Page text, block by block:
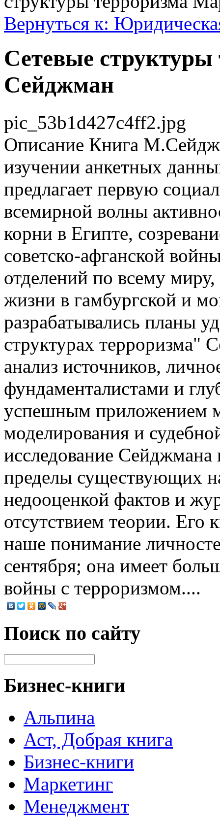
Вернуться к:
Сетевые
Сейджман
pic_53b1d427c4ff2.jpg
Описание Книга
изучении анкетных
предлагает первую
всемирной волны
корни в Египте,
советско-афганской
отделений по всему
жизни в гамбургской и
разрабатывались планы
структурах терроризма"
анализ источников,
фундаменталистами и
успешным приложением
моделирования и
исследование Сейджмана
пределы существующих
недооценкой фактов и
отсутствием теории. Его
наше понимание
сентября; она имеет
войны с терроризмом....
Поиск по сайту
Бизнес-книги
Альпина
Аст, Добрая книга
Бизнес-книги
Маркетинг
Менеджмент